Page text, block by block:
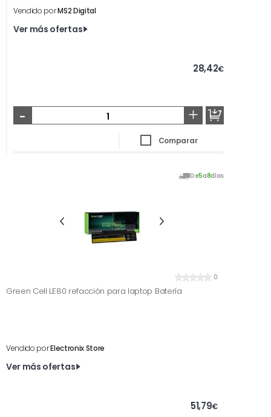
Vendido porMS2 Digital
Ver más ofertas
28,42€
- +
Comparar
De5a8días
0
Green Cell LE80 refacción para laptop Batería
Vendido porElectronix Store
Ver más ofertas
51,79€